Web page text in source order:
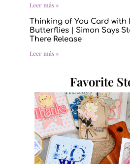
Leer más »
Thinking of You Card with
Butterflies | Simon Says
There Release
Leer más »
Favorite